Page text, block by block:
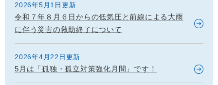
2026年5月1日更新
令和７年８月６日からの低気圧と前線による大雨
に伴う災害の救助終了について
2026年4月22日更新
5月は「孤独・孤立対策強化月間」です！